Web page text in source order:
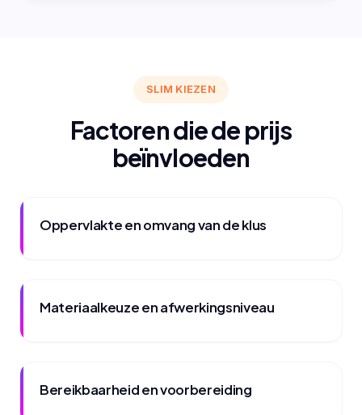
SLIM KIEZEN
Factoren die de prijs
beïnvloeden
Oppervlakte en omvang van de klus
Materiaalkeuze en afwerkingsniveau
Bereikbaarheid en voorbereiding